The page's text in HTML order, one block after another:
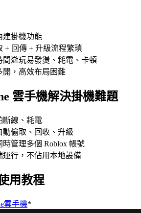
建掛機功能
+ 回傳 + 升級流程繁瑣
間遊玩易發燙、耗電、卡頓
開，高效布局困難
雲手機解決掛機難題
斷線、耗電
動偷取、回收、升級
時管理多個 Roblox 帳號
運行，不佔用本地設備
用教程
雲手機*